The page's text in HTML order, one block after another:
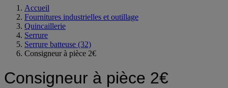
Accueil
Fournitures industrielles et outillage
Quincaillerie
Serrure
Serrure batteuse (32)
Consigneur à pièce 2€
Consigneur à pièce 2€